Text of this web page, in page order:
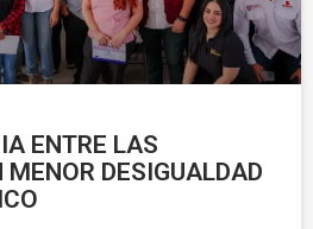
ENTRE LAS
DESIGUALDAD